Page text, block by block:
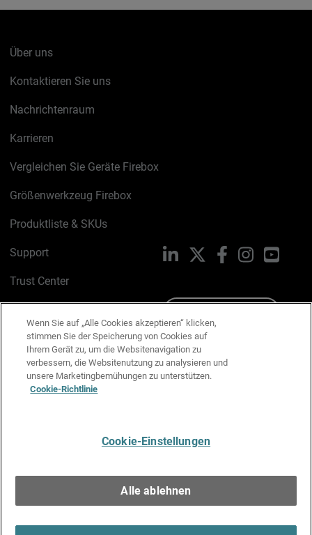
Über uns
Kontaktieren Sie uns
Nachrichtenraum
Karrieren
Vergleichen Sie Geräte Firebox
Größenwerkzeug Firebox
Produktliste & SKUs
Support
Trust Center
Cookie-Richtlinie
Datenschutzrichtlinie
Media & Brand Kit
LinkedIn FacebookInstagram
Wenn Sie auf „Alle Cookies akzeptieren“ klicken,
stimmen Sie der Speicherung von Cookies auf
Ihrem Gerät zu, um die Websitenavigation zu
verbessern, die Websitenutzung zu analysieren und
unsere Marketingbemühungen zu unterstützen.
Cookie-Richtlinie
Cookie-Einstellungen
Alle ablehnen